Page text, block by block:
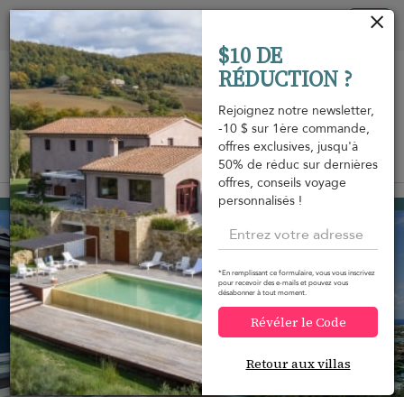
Vue sur la carte
Grand Cul de Sac à partir de
$10 DE
RÉDUCTION ?
Rejoignez notre newsletter,
-10 $ sur 1ère commande,
offres exclusives, jusqu'à
50% de réduc sur dernières
offres, conseils voyage
personnalisés !
*En remplissant ce formulaire, vous vous inscrivez
pour recevoir des e-mails et pouvez vous
désabonner à tout moment.
Révéler le Code
Retour aux villas
Vos paramètres de cookies